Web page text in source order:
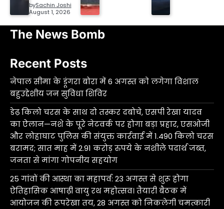
bySachin Joshi
August 1, 2026
The News Bomb
Recent Posts
नेपाल सीमा के डूंगरा बोरा में 6 अगस्त को लगेगा विशाल
बहुउद्देशीय जन सुविधा शिविर
डेढ़ किलो चरस के साथ दो तस्कर दबोचे, एसपी रेखा यादव
का ऐलान—नशे के पूरे नेटवर्क पर होगा बड़ा प्रहार, एसओजी
और लोहाघाट पुलिस की संयुक्त कार्रवाई में 1.490 किलो चरस
बरामद; सात माह में 2.91 करोड़ रुपये के नशीले पदार्थ जब्त,
जनता से मांगा गोपनीय सहयोग
25 गांवों की आस्था का महापर्व: 23 अगस्त से शुरू होगा
ऐतिहासिक आषाढ़ी वायु रथ महोत्सव। तैयारी बैठक में
आयोजन की रूपरेखा तय, 28 अगस्त को निकलेगी चमत्कारी